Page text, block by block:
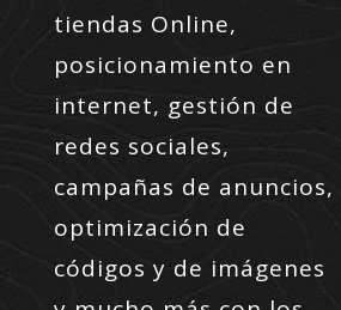
tiendas Online,
posicionamiento en
internet, gestión de
redes sociales,
campañas de anuncios,
optimización de
códigos y de imágenes